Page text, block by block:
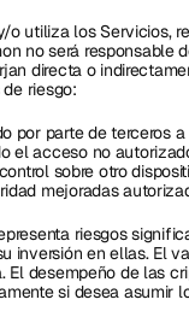
utiliza los Servicios,
no será responsable
directa o
riesgo:
por parte de terceros
el acceso no
sobre otro
mejoradas
riesgos
inversión en ellas. El
desempeño de las
si desea asumir